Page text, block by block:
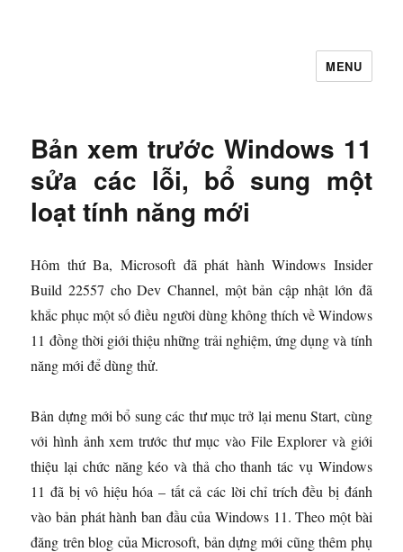
MENU
Bản xem trước Windows 11
sửa các lỗi, bổ sung một
loạt tính năng mới
Hôm thứ Ba, Microsoft đã phát hành Windows Insider
Build 22557 cho Dev Channel, một bản cập nhật lớn đã
khắc phục một số điều người dùng không thích về Windows
11 đồng thời giới thiệu những trải nghiệm, ứng dụng và tính
năng mới để dùng thử.
Bản dựng mới bổ sung các thư mục trở lại menu Start, cùng
với hình ảnh xem trước thư mục vào File Explorer và giới
thiệu lại chức năng kéo và thả cho thanh tác vụ Windows
11 đã bị vô hiệu hóa – tất cả các lời chỉ trích đều bị đánh
vào bản phát hành ban đầu của Windows 11. Theo một bài
đăng trên blog của Microsoft, bản dựng mới cũng thêm phụ